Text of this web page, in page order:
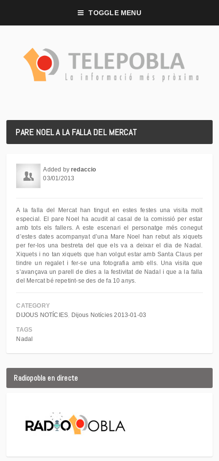
TOGGLE MENU
PARE NOEL A LA FALLA DEL MERCAT
Added byredaccio
03/01/2013
A la falla del Mercat han tingut en estes festes una visita molt
especial. El pare Noel ha acudit al casal de la comissió per estar
amb tots els fallers. A este escenari el personatge més conegut
d’estes dates acompanyat d’una Mare Noel han rebut als xiquets
per fer-los una bestreta del que els va a deixar el dia de Nadal.
Xiquets i no tan xiquets que han volgut estar amb Santa Claus per
tindre un regalet i fer-se una fotografia amb ells. Una visita que
s’avançava un parell de dies a la festivitat de Nadal i que a la falla
del Mercat bé repetint-se des de fa 10 anys.
CATEGORY
DIJOUS NOTÍCIES
Dijous Notícies 2013-01-03
TAGS
Nadal
Radiopobla en directe